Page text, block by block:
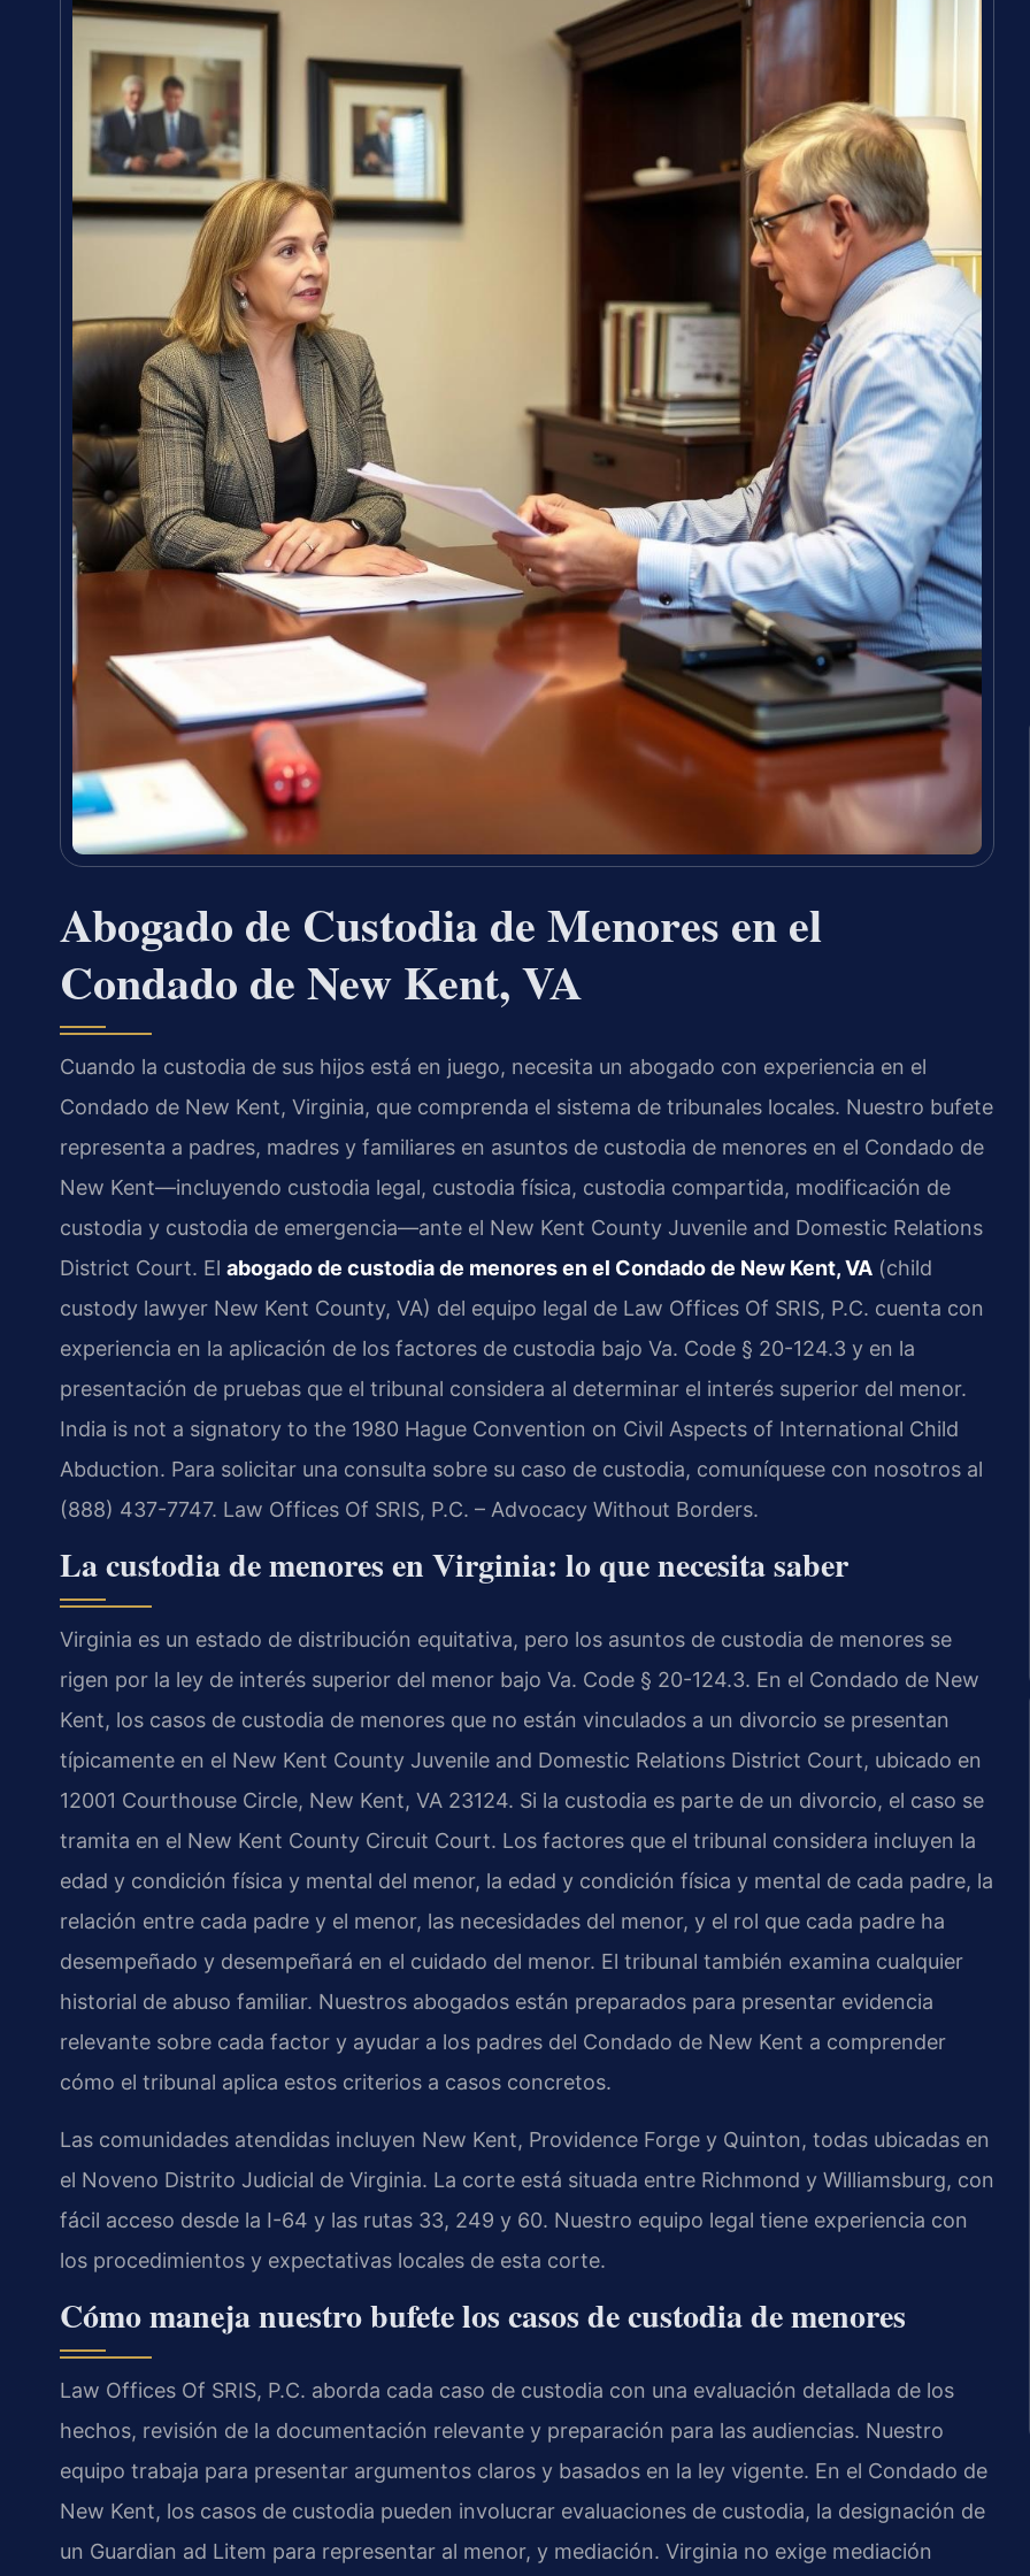
Abogado de Custodia de Menores en el
Condado de New Kent, VA
Cuando la custodia de sus hijos está en juego, necesita un abogado con experiencia en el
Condado de New Kent, Virginia, que comprenda el sistema de tribunales locales. Nuestro bufete
representa a padres, madres y familiares en asuntos de custodia de menores en el Condado de
New Kent—incluyendo custodia legal, custodia física, custodia compartida, modificación de
custodia y custodia de emergencia—ante el New Kent County Juvenile and Domestic Relations
District Court. El abogado de custodia de menores en el Condado de New Kent, VA (child
custody lawyer New Kent County, VA) del equipo legal de Law Offices Of SRIS, P.C. cuenta con
experiencia en la aplicación de los factores de custodia bajo Va. Code § 20-124.3 y en la
presentación de pruebas que el tribunal considera al determinar el interés superior del menor.
India is not a signatory to the 1980 Hague Convention on Civil Aspects of International Child
Abduction. Para solicitar una consulta sobre su caso de custodia, comuníquese con nosotros al
(888) 437-7747. Law Offices Of SRIS, P.C. – Advocacy Without Borders.
La custodia de menores en Virginia: lo que necesita saber
Virginia es un estado de distribución equitativa, pero los asuntos de custodia de menores se
rigen por la ley de interés superior del menor bajo Va. Code § 20-124.3. En el Condado de New
Kent, los casos de custodia de menores que no están vinculados a un divorcio se presentan
típicamente en el New Kent County Juvenile and Domestic Relations District Court, ubicado en
12001 Courthouse Circle, New Kent, VA 23124. Si la custodia es parte de un divorcio, el caso se
tramita en el New Kent County Circuit Court. Los factores que el tribunal considera incluyen la
edad y condición física y mental del menor, la edad y condición física y mental de cada padre, la
relación entre cada padre y el menor, las necesidades del menor, y el rol que cada padre ha
desempeñado y desempeñará en el cuidado del menor. El tribunal también examina cualquier
historial de abuso familiar. Nuestros abogados están preparados para presentar evidencia
relevante sobre cada factor y ayudar a los padres del Condado de New Kent a comprender
cómo el tribunal aplica estos criterios a casos concretos.
Las comunidades atendidas incluyen New Kent, Providence Forge y Quinton, todas ubicadas en
el Noveno Distrito Judicial de Virginia. La corte está situada entre Richmond y Williamsburg, con
fácil acceso desde la I-64 y las rutas 33, 249 y 60. Nuestro equipo legal tiene experiencia con
los procedimientos y expectativas locales de esta corte.
Cómo maneja nuestro bufete los casos de custodia de menores
Law Offices Of SRIS, P.C. aborda cada caso de custodia con una evaluación detallada de los
hechos, revisión de la documentación relevante y preparación para las audiencias. Nuestro
equipo trabaja para presentar argumentos claros y basados en la ley vigente. En el Condado de
New Kent, los casos de custodia pueden involucrar evaluaciones de custodia, la designación de
un Guardian ad Litem para representar al menor, y mediación. Virginia no exige mediación